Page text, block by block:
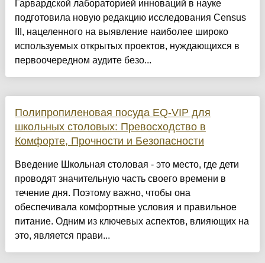
Гарвардской лабораторией инноваций в науке
подготовила новую редакцию исследования Census
III, нацеленного на выявление наиболее широко
используемых открытых проектов, нуждающихся в
первоочередном аудите безо...
Полипропиленовая посуда EQ-VIP для
школьных столовых: Превосходство в
Комфорте, Прочности и Безопасности
Введение Школьная столовая - это место, где дети
проводят значительную часть своего времени в
течение дня. Поэтому важно, чтобы она
обеспечивала комфортные условия и правильное
питание. Одним из ключевых аспектов, влияющих на
это, является прави...